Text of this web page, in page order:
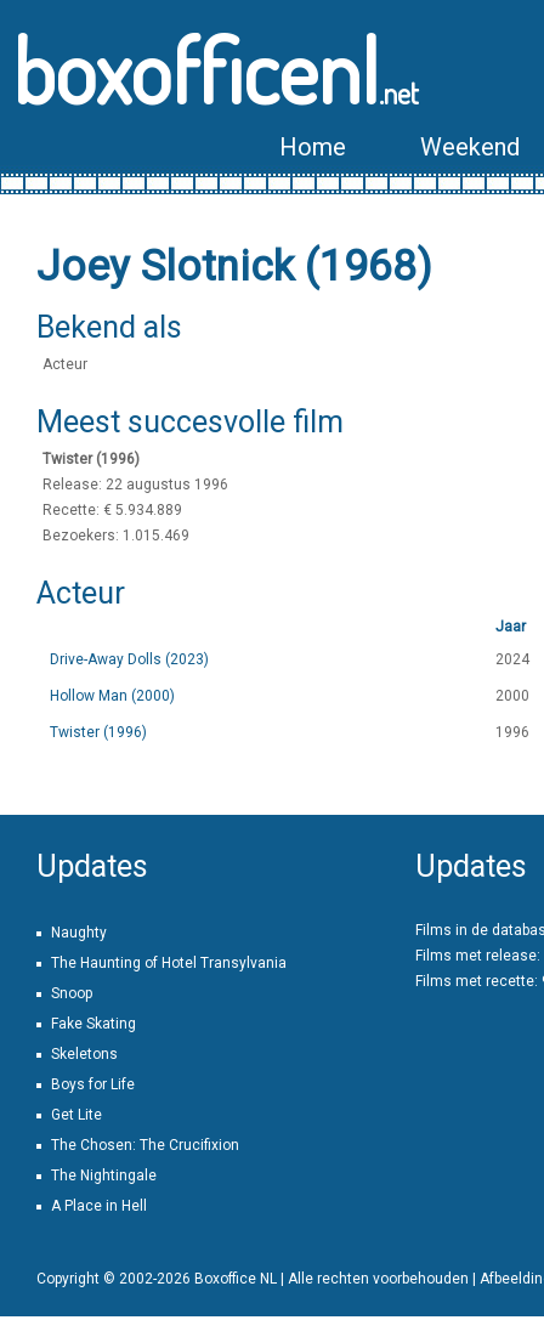
boxofficenl.net
Home Weekend
Joey Slotnick (1968)
Bekend als
Acteur
Meest succesvolle film
Twister (1996)
Release: 22 augustus 1996
Recette: € 5.934.889
Bezoekers: 1.015.469
Acteur
Jaar
Drive-Away Dolls (2023)
2024
Hollow Man (2000) 2000
Twister (1996) 1996
Updates
Naughty
The Haunting of Hotel Transylvania
Snoop
Fake Skating
Skeletons
Boys for Life
Get Lite
The Chosen: The Crucifixion
The Nightingale
A Place in Hell
Updates
Films in de
Films met release:
Films met recette:
Copyright © 2002-2026 Boxoffice NL | Alle rechten voorbehouden |